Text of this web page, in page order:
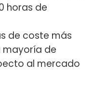
horas de
de coste más
mayoría de
al mercado